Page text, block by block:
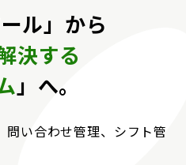
ル」から
決する
」へ。
い合わせ管理、シフト管